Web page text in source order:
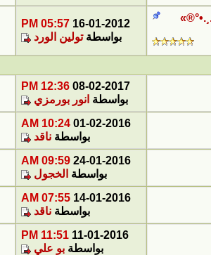
16-01-2012
05:57 PM
بواسطةتولين الورد
08-02-2017
12:36 PM
بواسطة انور بورمزي
01-02-2016
10:24 AM
بواسطة ناقد
24-01-2016
09:59 AM
بواسطة الخجول
14-01-2016
07:55 AM
بواسطة ناقد
11-01-2016
11:51 PM
بواسطة بو علي